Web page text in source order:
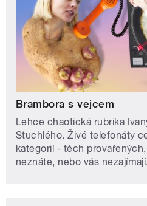
Brambora s vejcem
Lehce chaotická rubrika
Stuchlého. Živé telefonáty
kategorií - těch
neznáte, nebo vás nezajímají.